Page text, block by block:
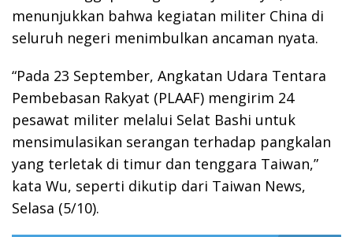
menunjukkan bahwa kegiatan militer China di
seluruh negeri menimbulkan ancaman nyata.
“Pada 23 September, Angkatan Udara Tentara
Pembebasan Rakyat (PLAAF) mengirim 24
pesawat militer melalui Selat Bashi untuk
mensimulasikan serangan terhadap pangkalan
yang terletak di timur dan tenggara Taiwan,”
kata Wu, seperti dikutip dari Taiwan News,
Selasa (5/10).